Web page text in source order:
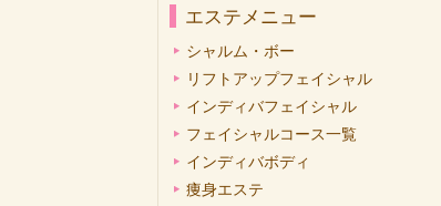
エステメニュー
シャルム・ボー
リフトアップフェイシャル
インディバフェイシャル
フェイシャルコース一覧
インディバボディ
痩身エステ